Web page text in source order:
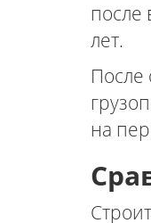
после
лет.
После
на